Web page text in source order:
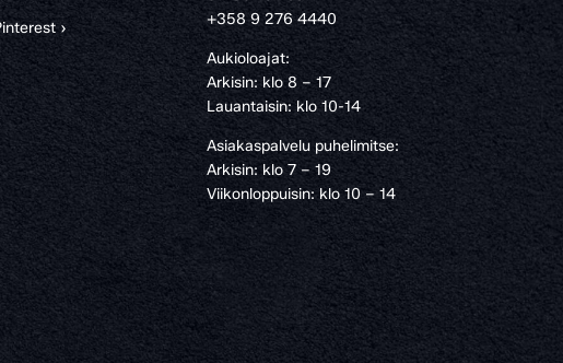
›
+358 9 276 4440
Aukioloajat:
Arkisin: klo 8 – 17
Lauantaisin: klo 10-14
Asiakaspalvelu puhelimitse:
Arkisin: klo 7 – 19
Viikonloppuisin: klo 10 – 14